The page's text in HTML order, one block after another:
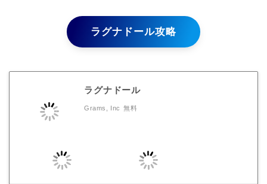
ラグナドール攻略
ラグナドール
Grams, Inc 無料